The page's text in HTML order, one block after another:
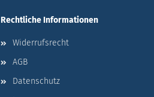
Rechtliche Informationen
Widerrufsrecht
AGB
Datenschutz